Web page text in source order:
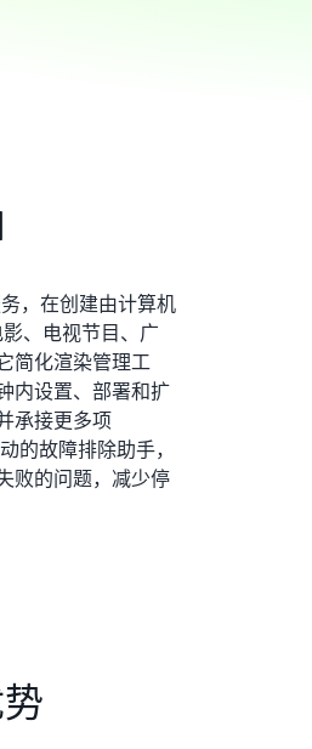
，在创建由计算机
、电视节目、广
简化渲染管理工
内设置、部署和扩
承接更多项
的故障排除助手，
败的问题，减少停